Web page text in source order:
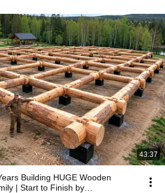
43:37
Building HUGE Wooden
| Start to Finish by